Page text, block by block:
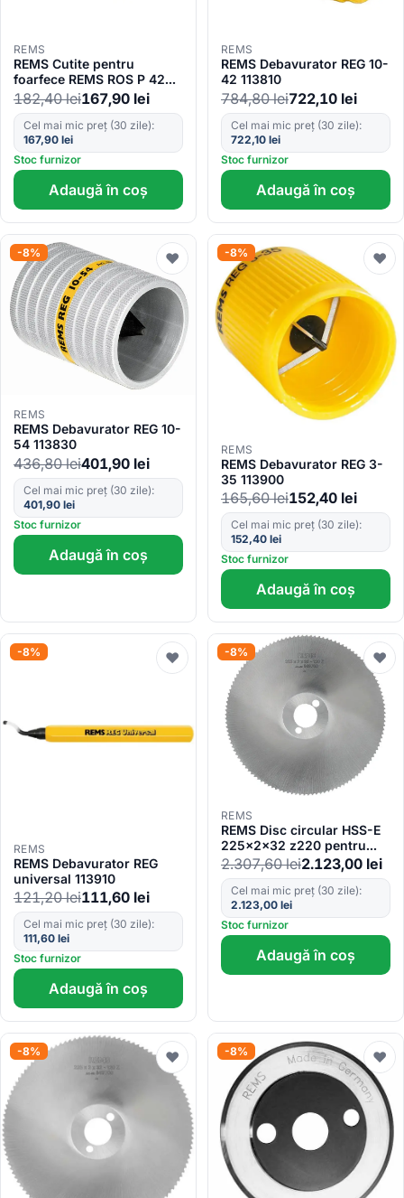
REMS
REMS Cutite pentru
foarfece REMS ROS P 42P
291021
182,40lei167,90 lei
Cel mai mic preț (30 zile):
167,90 lei
Stoc furnizor
Adaugă în coș
REMS
REMS Debavurator REG 10-
42 113810
784,80lei722,10 lei
Cel mai mic preț (30 zile):
722,10 lei
Stoc furnizor
Adaugă în coș
-8% ♥
REMS
REMS Debavurator REG 10-
54 113830
436,80lei401,90 lei
Cel mai mic preț (30 zile):
401,90 lei
Stoc furnizor
Adaugă în coș
-8% ♥
REMS
REMS Debavurator REG 3-
35 113900
165,60lei152,40 lei
Cel mai mic preț (30 zile):
152,40 lei
Stoc furnizor
Adaugă în coș
-8% ♥
REMS
REMS Debavurator REG
universal 113910
121,20lei111,60 lei
Cel mai mic preț (30 zile):
111,60 lei
Stoc furnizor
Adaugă în coș
-8% ♥
REMS
REMS Disc circular HSS-E
225x2x32 z220 pentru
REMS Turbo K si REMS
Turbo Cu-INOX 849706
2.307,60lei2.123,00 lei
Cel mai mic preț (30 zile):
2.123,00 lei
Stoc furnizor
Adaugă în coș
-8% ♥ -8% ♥